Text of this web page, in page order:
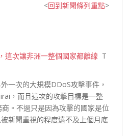
<回到新聞條列重點>
這次讓非洲一整個國家都離線 T
一次的大規模DDoS攻擊事件，
，而且這次的攻擊目標是一整
。不過只是因為攻擊的國家是位
新聞重視的程度遠不及上個月底